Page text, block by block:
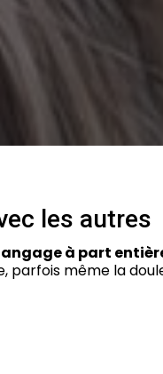
les autres
à part
parfois même la